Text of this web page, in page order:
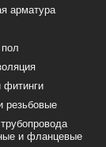
арматура
фитинги
резьбовые
и фланцевые